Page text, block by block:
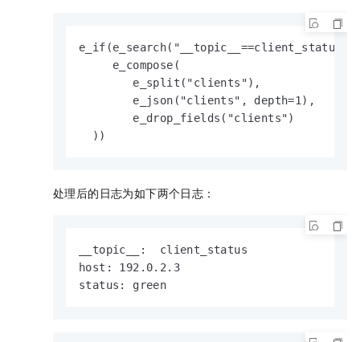
     e_compose(
        e_split("clients"),
        e_json("clients", depth=1),
        e_drop_fields("clients")
  ))
处理后的日志为如下两个日志：
__topic__:  client_status
host: 192.0.2.3
status: green